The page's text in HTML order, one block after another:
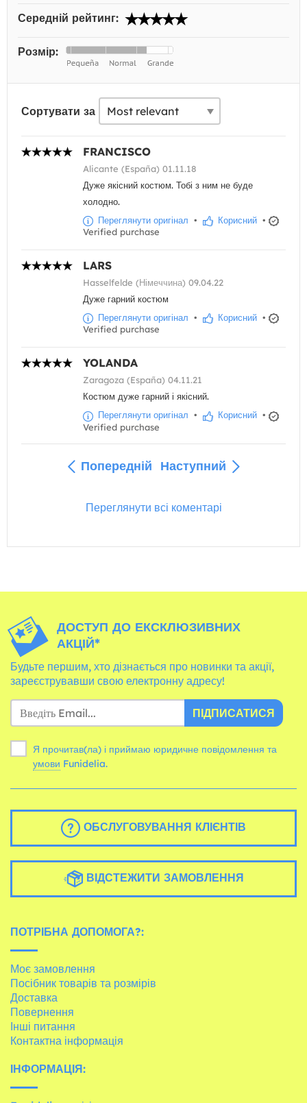
Середній рейтинг:
Розмір:
Сортувати за
FRANCISCO
Alicante (España) 01.11.18
Дуже якісний костюм. Тобі з ним не буде
холодно.
Переглянути оригінал • Корисний •
Verified purchase
LARS
Hasselfelde (Німеччина) 09.04.22
Дуже гарний костюм
Переглянути оригінал • Корисний •
Verified purchase
YOLANDA
Zaragoza (España) 04.11.21
Костюм дуже гарний і якісний.
Переглянути оригінал • Корисний •
Verified purchase
Попередній Наступний
Переглянути всі коментарі
ДОСТУП ДО ЕКСКЛЮЗИВНИХ
АКЦІЙ*
Будьте першим, хто дізнається про новинки та акції,
зареєструвавши свою електронну адресу!
ПІДПИСАТИСЯ
Я прочитав(ла) і приймаю юридичне повідомлення та
умови Funidelia.
ОБСЛУГОВУВАННЯ КЛІЄНТІВ
ВІДСТЕЖИТИ ЗАМОВЛЕННЯ
ПОТРІБНА ДОПОМОГА?:
Моє замовлення
Посібник товарів та розмірів
Доставка
Повернення
Інші питання
Контактна інформація
ІНФОРМАЦІЯ: